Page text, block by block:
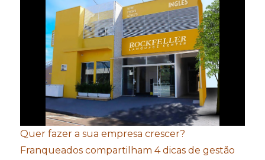
Quer fazer a sua empresa crescer?
Franqueados compartilham 4 dicas de gestão